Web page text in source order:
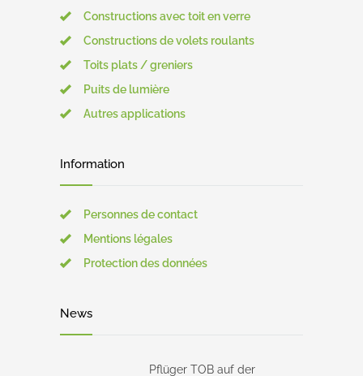
Constructions avec toit en verre
Constructions de volets roulants
Toits plats / greniers
Puits de lumière
Autres applications
Information
Personnes de contact
Mentions légales
Protection des données
News
Pflüger TOB auf der